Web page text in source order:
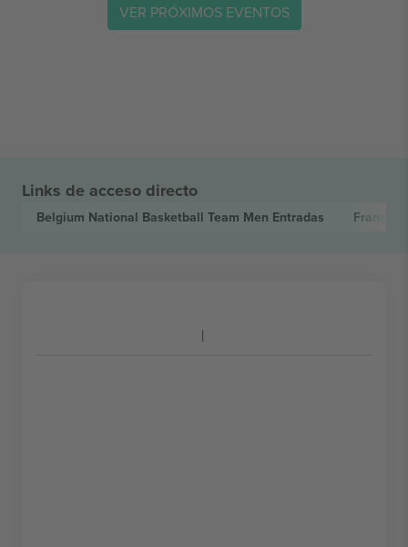
VER PRÓXIMOS EVENTOS
Links de acceso directo
Belgium National Basketball Team Men Entradas France